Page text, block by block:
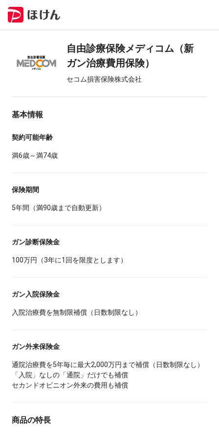
自由診療保険メディコム（新
ガン治療費用保険）
セコム損害保険株式会社
基本情報
契約可能年齢
満6歳～満74歳
保険期間
5年間（満90歳まで自動更新）
ガン診断保険金
100万円（3年に1回を限度とします）
ガン入院保険金
入院治療費を無制限補償（日数制限なし）
ガン外来保険金
通院治療費を5年毎に最大2,000万円まで補償（日数制限なし）
「入院」なしの「通院」だけでも補償
セカンドオピニオン外来の費用も補償
商品の特長